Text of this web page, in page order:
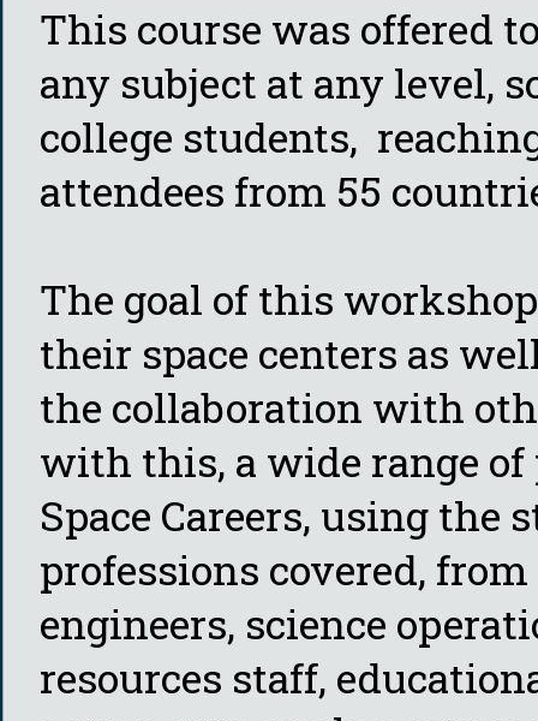
This course was offered
any subject at any level,
college students,
attendees from 55
The goal of this
their space centers as
the collaboration with
with this, a wide range of
Space Careers, using
professions covered,
engineers, science
resources staff,